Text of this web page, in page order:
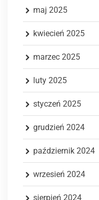
maj 2025
kwiecień 2025
marzec 2025
luty 2025
styczeń 2025
grudzień 2024
październik 2024
wrzesień 2024
sierpień 2024